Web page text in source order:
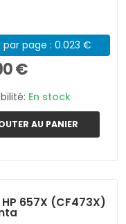
par page : 0.023 €
€
En stock
AU PANIER
657X (CF473X)